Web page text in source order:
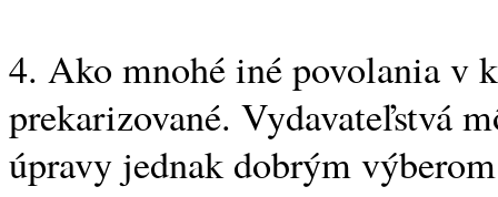
4. Ako mnohé iné povolania v
prekarizované. Vydavateľstvá
úpravy jednak dobrým